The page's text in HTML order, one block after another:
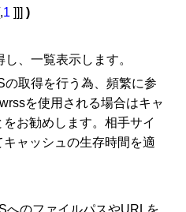
1 ]]] )
、一覧表示します。
取得を行う為、頻繁に参
を使用される場合はキャ
お勧めします。相手サイ
キャッシュの生存時間を適
へのファイルパスやURLを